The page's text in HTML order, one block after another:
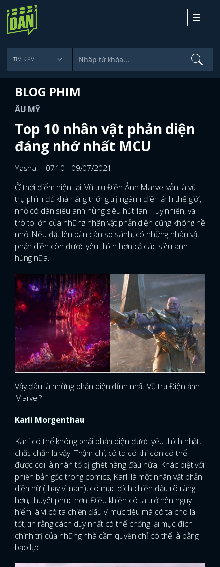
Toggle
BLOG PHIM
ÂU MỸ
Top 10 nhân vật phản diện
đáng nhớ nhất MCU
Yasha
07:10 - 09/07/2021
Ở thời điểm hiện tại, Vũ trụ Điện Ảnh Marvel vẫn là vũ
trụ phim đủ khả năng thống trị ngành điện ảnh thế giới,
nhờ có dàn siêu anh hùng siêu hút fan. Tuy nhiên, vai
trò to lớn của những nhân vật phản diện cũng không hề
nhỏ. Nếu đặt lên bàn cân so sánh, có những nhân vật
phản diện còn được yêu thích hơn cả các siêu anh
hùng nữa.
Vậy đâu là những phản diện đỉnh nhất Vũ trụ Điện ảnh
Marvel?
Karli Morgenthau
Karli có thể không phải phản diện được yêu thích nhất,
chắc chắn là vậy. Thậm chí, cô ta có khi còn có thể
được coi là nhân tố bị ghét hàng đầu nữa. Khác biệt với
phiên bản gốc trong comics, Karli là một nhân vật phản
diện nữ (thay vì nam), có mục đích chiến đấu rõ ràng
hơn, thuyết phục hơn. Điều khiến cô ta trở nên nguy
hiểm là vì cô ta chiến đấu vì mục tiêu mà cô ta cho là
tốt, tin rằng cách duy nhất có thể chống lại mục đích
chính trị của những nhà cầm quyền chỉ có thể là bằng
bạo lực.